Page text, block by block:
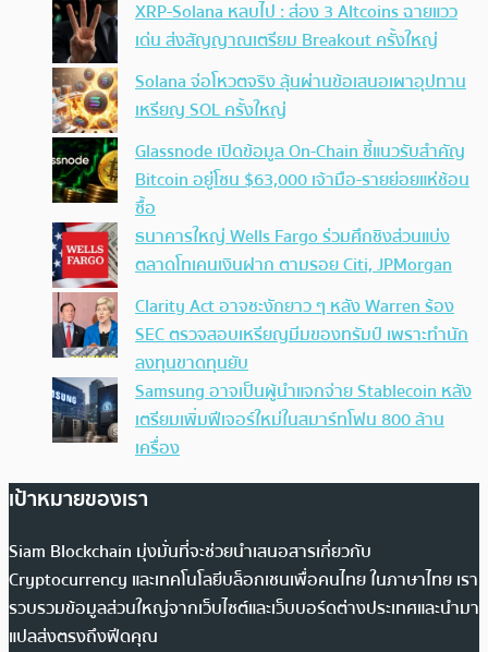
XRP-Solana หลบไป : ส่อง 3 Altcoins ฉายแวว
เด่น ส่งสัญญาณเตรียม Breakout ครั้งใหญ่
Solana จ่อโหวตจริง ลุ้นผ่านข้อเสนอเผาอุปทาน
เหรียญ SOL ครั้งใหญ่
Glassnode เปิดข้อมูล On-Chain ชี้แนวรับสำคัญ
Bitcoin อยู่โซน $63,000 เจ้ามือ-รายย่อยแห่ช้อน
ซื้อ
ธนาคารใหญ่ Wells Fargo ร่วมศึกชิงส่วนแบ่ง
ตลาดโทเคนเงินฝาก ตามรอย Citi, JPMorgan
Clarity Act อาจชะงักยาว ๆ หลัง Warren ร้อง
SEC ตรวจสอบเหรียญมีมของทรัมป์ เพราะทำนัก
ลงทุนขาดทุนยับ
Samsung อาจเป็นผู้นำแจกจ่าย Stablecoin หลัง
เตรียมเพิ่มฟีเจอร์ใหม่ในสมาร์ทโฟน 800 ล้าน
เครื่อง
เป้าหมายของเรา
Siam Blockchain มุ่งมั่นที่จะช่วยนำเสนอสารเกี่ยวกับ
Cryptocurrency และเทคโนโลยีบล็อกเชนเพื่อคนไทย ในภาษาไทย เรา
รวบรวมข้อมูลส่วนใหญ่จากเว็บไซต์และเว็บบอร์ดต่างประเทศและนำมา
แปลส่งตรงถึงฟีดคุณ